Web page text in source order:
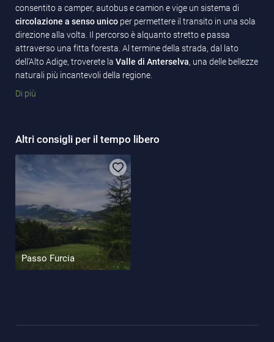
consentito a camper, autobus e camion e vige un sistema di
circolazione a senso unico per permettere il transito in una sola
direzione alla volta. Il percorso è alquanto stretto e passa
attraverso una fitta foresta. Al termine della strada, dal lato
dell’Alto Adige, troverete la Valle di Anterselva, una delle bellezze
naturali più incantevoli della regione.
Di più
Altri consigli per il tempo libero
Passo Furcia